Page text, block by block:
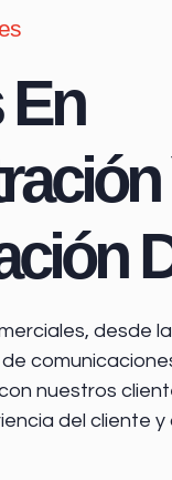
desde la
nuestros
del cliente